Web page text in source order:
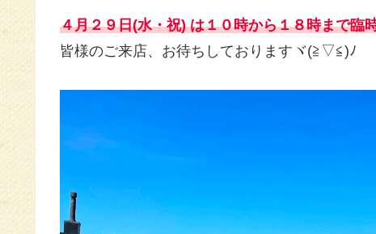
４月２９日(水・祝) は１０時から１８時まで臨
皆様のご来店、お待ちしておりますヾ(≧▽≦)ﾉ